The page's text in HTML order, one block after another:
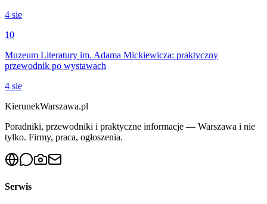
4 sie
10
Muzeum Literatury im. Adama Mickiewicza: praktyczny
przewodnik po wystawach
4 sie
KierunekWarszawa.pl
Poradniki, przewodniki i praktyczne informacje — Warszawa i nie
tylko. Firmy, praca, ogłoszenia.
Serwis